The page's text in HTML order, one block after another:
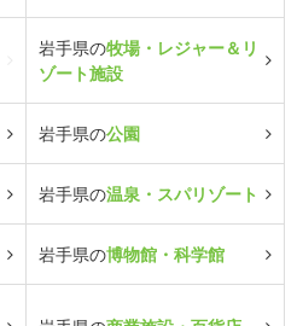
岩手県の牧場・レジャー＆リ
ゾート施設
岩手県の公園
岩手県の温泉・スパリゾート
岩手県の博物館・科学館